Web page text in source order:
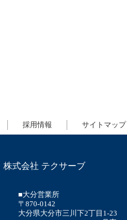
採用情報 サイトマップ
株式会社 テクサーブ
■大分営業所
〒870-0142
大分県大分市三川下2丁目1-23